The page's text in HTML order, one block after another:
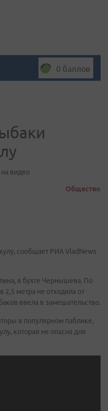
0 баллов
видео
Общество
сообщает РИА VladNews
в бухте Чернышева. По
метра не отходила от
ввела в замешательство.
в популярном паблике,
которая не опасна для